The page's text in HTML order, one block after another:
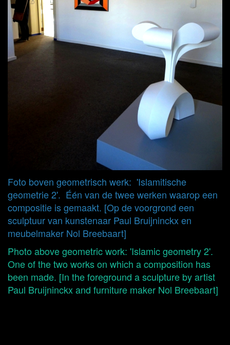
Foto boven geometrisch werk: 'Islamitische
geometrie 2'. Één van de twee werken waarop een
compositie is gemaakt. [Op de voorgrond een
sculptuur van kunstenaar Paul Bruijninckx en
meubelmaker Nol Breebaart]
Photo above geometric work: 'Islamic geometry 2'.
One of the two works on which a composition has
been made. [In the foreground a sculpture by artist
Paul Bruijninckx and furniture maker Nol Breebaart]